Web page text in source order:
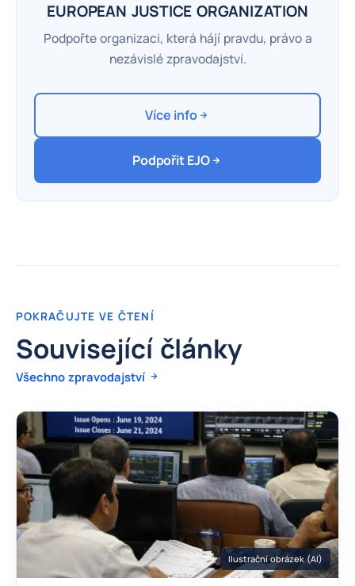
EUROPEAN JUSTICE ORGANIZATION
Podpořte organizaci, která hájí pravdu, právo a
nezávislé zpravodajství.
Více info
Podpořit EJO
POKRAČUJTE VE ČTENÍ
Související články
Všechno zpravodajství
Ilustrační obrázek (AI)